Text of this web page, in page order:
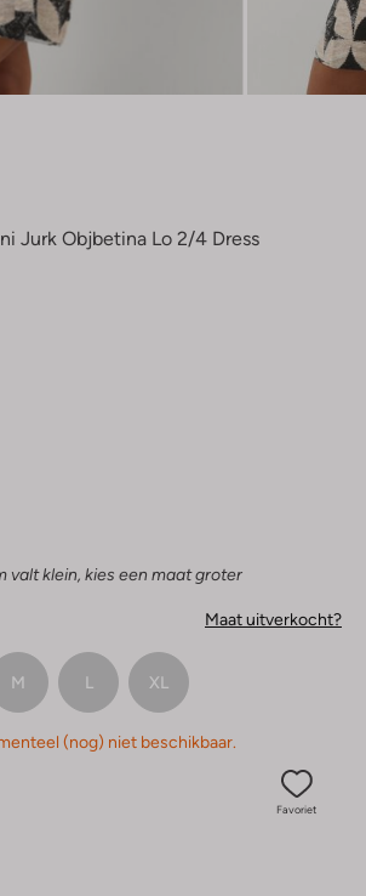
Jurk Objbetina Lo 2/4 Dress
valt klein, kies een maat groter
Maat uitverkocht?
M L XL
(nog) niet beschikbaar.
Favoriet